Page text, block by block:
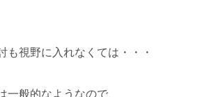
も視野に入れなくては・・・
般的なようなので、